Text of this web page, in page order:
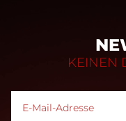
KEINEN